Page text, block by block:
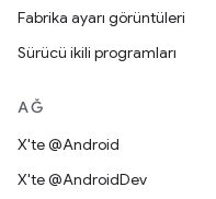
Fabrika ayarı görüntüleri
Sürücü ikili programları
AĞ
X'te @Android
X'te @AndroidDev